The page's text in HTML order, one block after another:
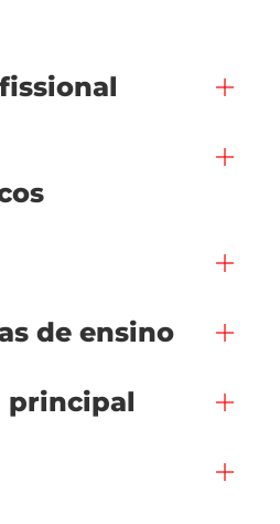
de ensino
principal